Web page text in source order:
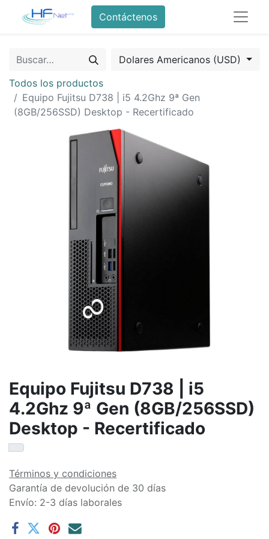
Contáctenos
Dolares Americanos (USD)
Todos los productos
Equipo Fujitsu D738 | i5 4.2Ghz 9ª Gen
(8GB/256SSD) Desktop - Recertificado
Equipo Fujitsu D738 | i5
4.2Ghz 9ª Gen (8GB/256SSD)
Desktop - Recertificado
Términos y condiciones
Garantía de devolución de 30 días
Envío: 2-3 días laborales